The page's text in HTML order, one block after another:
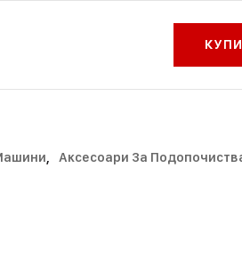
КУПИ
, Аксесоари За